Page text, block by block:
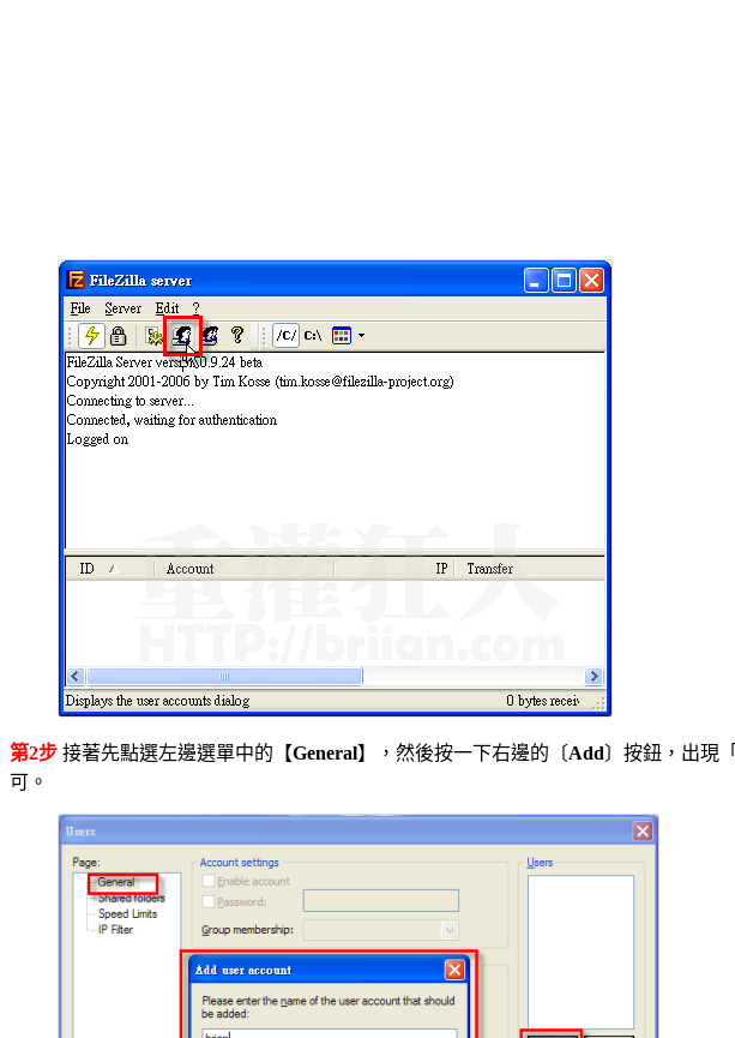
第2步 接著先點選左邊選單中的【General】，然後按一下右邊的〔Add〕按鈕，出現「
可。